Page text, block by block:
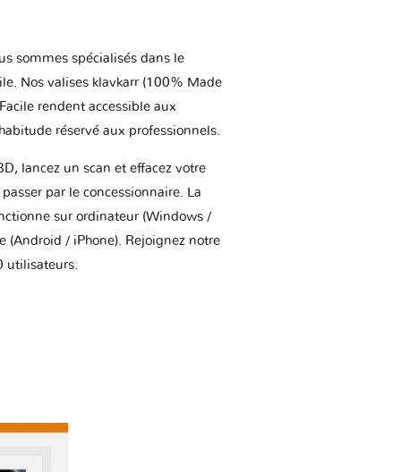
sommes spécialisés dans le
Nos valises klavkarr (100% Made
rendent accessible aux
réservé aux professionnels.
lancez un scan et effacez votre
par le concessionnaire. La
sur ordinateur (Windows /
(Android / iPhone). Rejoignez notre
utilisateurs.